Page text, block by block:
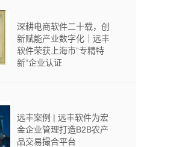
深耕电商软件二十载，创
新赋能产业数字化｜远丰
软件荣获上海市“专精特
新”企业认证
远丰案例 | 远丰软件为宏
金企业管理打造B2B农产
品交易撮合平台